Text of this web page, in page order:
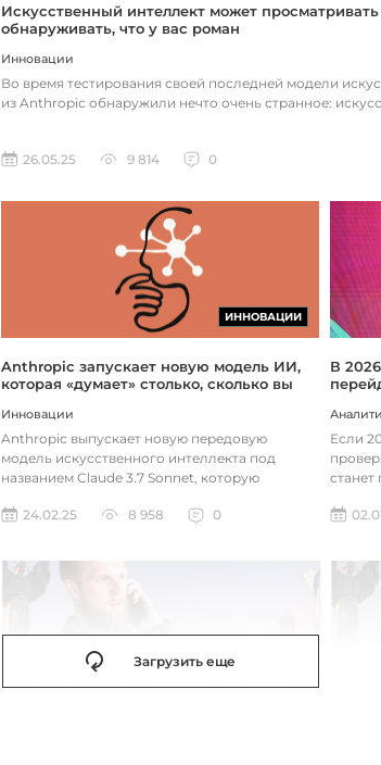
Искусственный интеллект может
обнаруживать, что у вас роман
Инновации
Во время тестирования своей последней модели
из Anthropic обнаружили нечто очень странное:
26.05.25 9 814 0
ИННОВАЦИИ
Anthropic запускает новую модель ИИ,
которая «думает» столько, сколько вы
Инновации
Anthropic выпускает новую передовую
модель искусственного интеллекта под
названием Claude 3.7 Sonnet, которую
24.02.25
8 958 0
В
Если
станет
Загрузить еще